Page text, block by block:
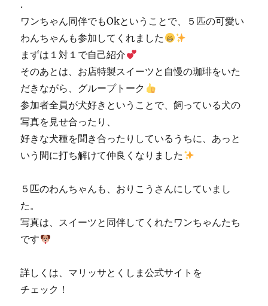
.
ワンちゃん同伴でもOkということで、５匹の可愛い
わんちゃんも参加してくれました
まずは１対１で自己紹介
そのあとは、お店特製スイーツと自慢の珈琲をいた
だきながら、グループトーク
参加者全員が犬好きということで、飼っている犬の
写真を見せ合ったり、
好きな犬種を聞き合ったりしているうちに、あっと
いう間に打ち解けて仲良くなりました
５匹のわんちゃんも、おりこうさんにしていまし
た。
写真は、スイーツと同伴してくれたワンちゃんたち
です
詳しくは、マリッサとくしま公式サイトを
チェック！